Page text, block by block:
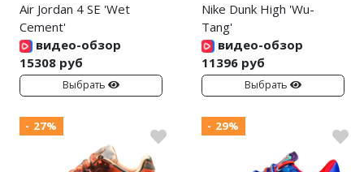
Air Jordan 4 SE 'Wet
Cement'
видео-обзор
15308 руб
Выбрать
Nike Dunk High 'Wu-
Tang'
видео-обзор
11396 руб
Выбрать
- 27% - 29%